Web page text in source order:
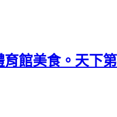
館​美食。天下